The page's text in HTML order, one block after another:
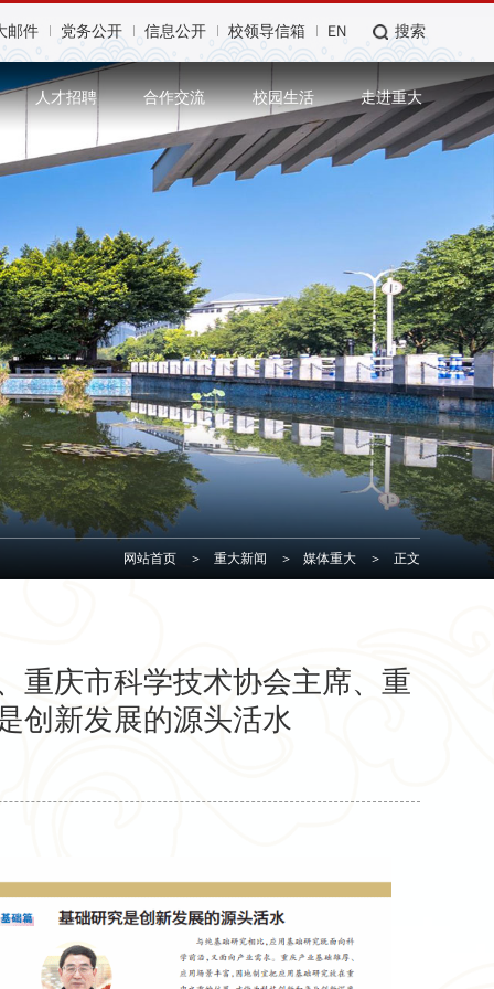
邮件 党务公开 信息公开 校领导信箱 EN 搜索
人才招聘 合作交流 校园生活 走进重大
网站首页 > 重大新闻 > 媒体重大 > 正文
重庆市科学技术协会主席、重
创新发展的源头活水